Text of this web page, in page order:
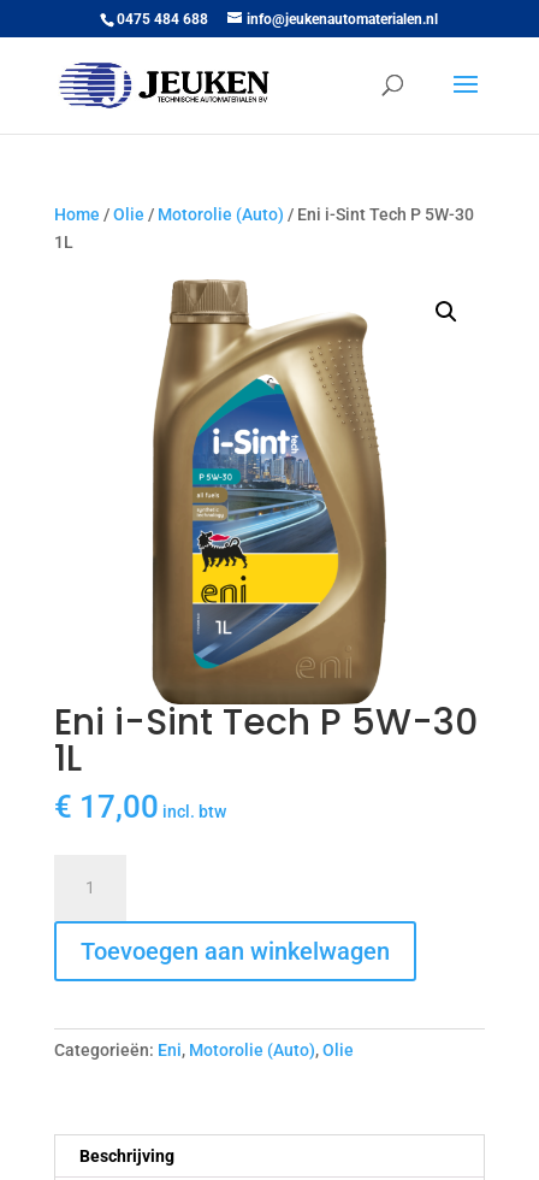
0475 484 688 info@jeukenautomaterialen.nl
Home /Olie / Motorolie (Auto) / Eni i-Sint Tech P 5W-30
1L
Eni i-Sint Tech P 5W-30
1L
€ 17,00 incl. btw
Sint
Tech
P
30
1L
Toevoegen aan winkelwagen
Categorieën: Eni, Motorolie (Auto),Olie
Beschrijving